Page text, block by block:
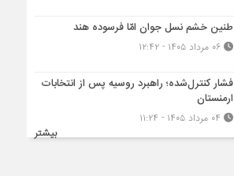
طنین خشم نسل جوان امّا فرسوده هند
۰۶ مرداد ۱۴۰۵ - ۱۲:۴۲
فشار کنترل‌شده؛ راهبرد روسیه پس از انتخابات
ارمنستان
بیشتر